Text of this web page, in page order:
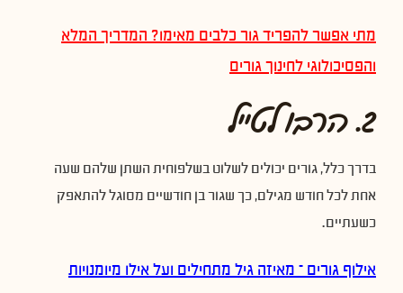
מתי אפשר להפריד גור כלבים מאימו? המדריך המלא
והפסיכולוגי לחינוך גורים
2. הרבו לטייל
בדרך כלל, גורים יכולים לשלוט בשלפוחית השתן שלהם שעה
אחת לכל חודש מגילם, כך שגור בן חודשיים מסוגל להתאפק
כשעתיים.
אילוף גורים – מאיזה גיל מתחילים ועל אילו מיומנויות